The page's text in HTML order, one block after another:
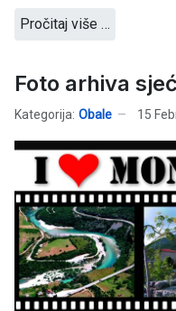
Pročitaj više …
Foto arhiva
Kategorija: Obale 15